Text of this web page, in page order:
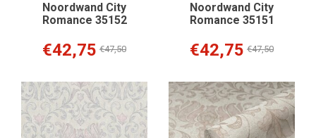
Noordwand City
Romance 35152
€42,75 €47,50
Noordwand City
Romance 35151
€42,75 €47,50